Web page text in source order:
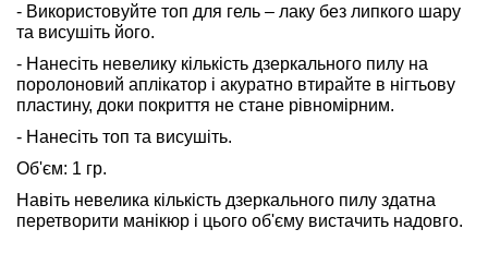
- Використовуйте топ для гель – лаку без липкого шару
та висушіть його.
- Нанесіть невелику кількість дзеркального пилу на
поролоновий аплікатор і акуратно втирайте в нігтьову
пластину, доки покриття не стане рівномірним.
- Нанесіть топ та висушіть.
Об'єм: 1 гр.
Навіть невелика кількість дзеркального пилу здатна
перетворити манікюр і цього об'єму вистачить надовго.